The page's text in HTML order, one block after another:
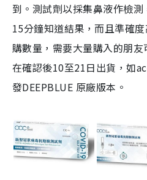
到。測試劑以採集鼻液作檢
15分鐘知道結果，而且準確
購數量，需要大量購入的朋
在確認後10至21日出貨，如
發DEEPBLUE 原廠版本。